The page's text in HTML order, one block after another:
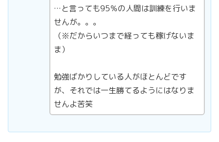
…と言っても95％の人間は訓練を行いま
せんが。。。
（※だからいつまで経っても稼げないま
ま）
勉強ばかりしている人がほとんどです
が、それでは一生勝てるようにはなりま
せんよ苦笑